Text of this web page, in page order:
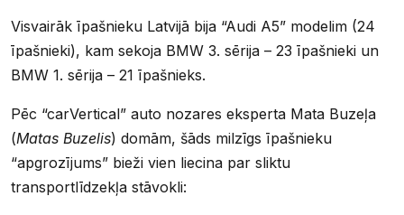
Visvairāk īpašnieku Latvijā bija “Audi A5” modelim (24
īpašnieki), kam sekoja BMW 3. sērija – 23 īpašnieki un
BMW 1. sērija – 21 īpašnieks.
Pēc “carVertical” auto nozares eksperta Mata Buzeļa
(Matas Buzelis) domām, šāds milzīgs īpašnieku
“apgrozījums” bieži vien liecina par sliktu
transportlīdzekļa stāvokli: